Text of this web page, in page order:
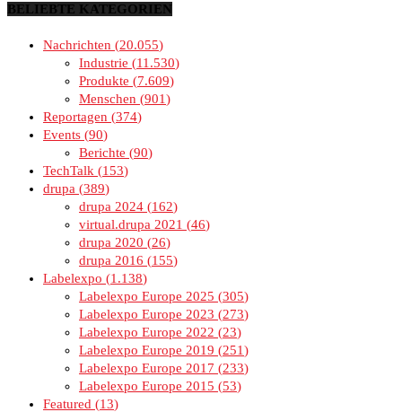
BELIEBTE KATEGORIEN
Nachrichten
20.055
Industrie
11.530
Produkte
7.609
Menschen
901
Reportagen
374
Events 90
Berichte
90
TechTalk
153
drupa
389
drupa 2024
162
virtual.drupa 2021
46
drupa 2020
26
drupa 2016
155
Labelexpo
1.138
Labelexpo Europe 2025
305
Labelexpo Europe 2023
273
Labelexpo Europe 2022
23
Labelexpo Europe 2019
251
Labelexpo Europe 2017
233
Labelexpo Europe 2015
53
Featured
13